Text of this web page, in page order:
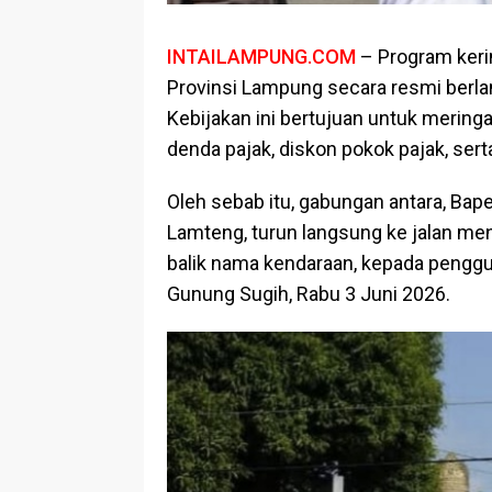
INTAILAMPUNG.COM – Program
Provinsi Lampung secara resmi
Kebijakan ini bertujuan untuk
denda pajak, diskon pokok pajak,
Oleh sebab itu, gabungan antara,
Lamteng, turun langsung ke jalan
balik nama kendaraan, kepada
Gunung Sugih, Rabu 3 Juni 2026.